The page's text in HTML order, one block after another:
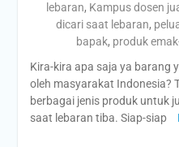
lebaran, Kampus dosen
dicari saat lebaran,
bapak, produk
Kira-kira apa saja ya barang
oleh masyarakat Indonesia?
berbagai jenis produk untuk
saat lebaran tiba. Siap-siap